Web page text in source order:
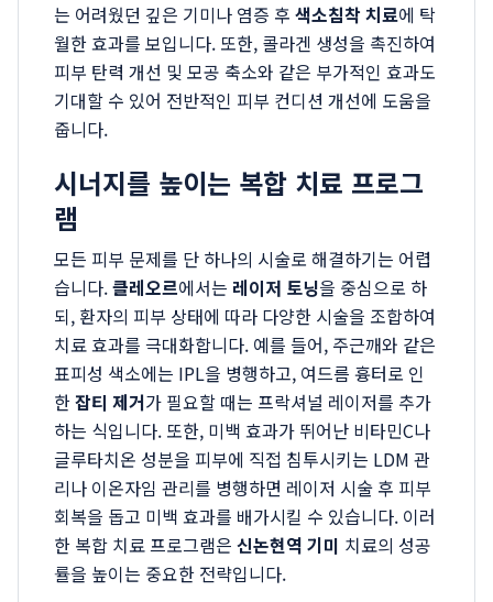
는 어려웠던 깊은 기미나 염증 후 색소침착 치료에 탁
월한 효과를 보입니다. 또한, 콜라겐 생성을 촉진하여
피부 탄력 개선 및 모공 축소와 같은 부가적인 효과도
기대할 수 있어 전반적인 피부 컨디션 개선에 도움을
줍니다.
시너지를 높이는 복합 치료 프로그
램
모든 피부 문제를 단 하나의 시술로 해결하기는 어렵
습니다.클레오르에서는 레이저 토닝을 중심으로 하
되, 환자의 피부 상태에 따라 다양한 시술을 조합하여
치료 효과를 극대화합니다. 예를 들어, 주근깨와 같은
표피성 색소에는 IPL을 병행하고, 여드름 흉터로 인
한잡티 제거가 필요할 때는 프락셔널 레이저를 추가
하는 식입니다. 또한, 미백 효과가 뛰어난 비타민C나
글루타치온 성분을 피부에 직접 침투시키는 LDM 관
리나 이온자임 관리를 병행하면 레이저 시술 후 피부
회복을 돕고 미백 효과를 배가시킬 수 있습니다. 이러
한 복합 치료 프로그램은 신논현역 기미 치료의 성공
률을 높이는 중요한 전략입니다.